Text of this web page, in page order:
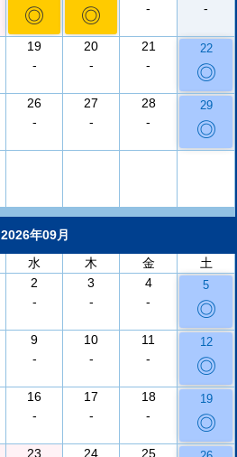
◎ ◎
-
-
19
-
20
-
21
-
22
◎
26
-
27
-
28
-
29
◎
2026年09月
水 木 金
土
2
-
3
-
4
-
5
◎
9
-
10
-
11
-
12
◎
16
-
17
-
18
-
19
◎
23 24 25